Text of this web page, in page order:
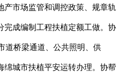
产市场监管和调控政策、规章轨
完成编制工程扶植定额工做。协
道桥梁通道、公共照明、供
绵城市扶植平安运转办理。协帮